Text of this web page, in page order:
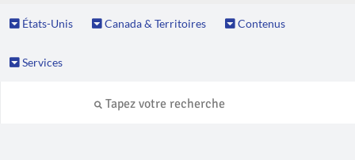
États-Unis Canada & Territoires Contenus
Services